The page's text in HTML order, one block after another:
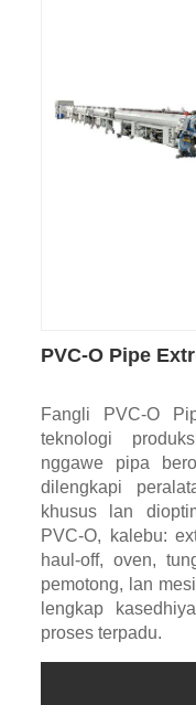
PVC-O Pipe
Fangli PVC-O
teknologi
nggawe pipa
dilengkapi
khusus lan
PVC-O, kalebu:
haul-off, oven,
pemotong, lan
lengkap
proses terpadu.